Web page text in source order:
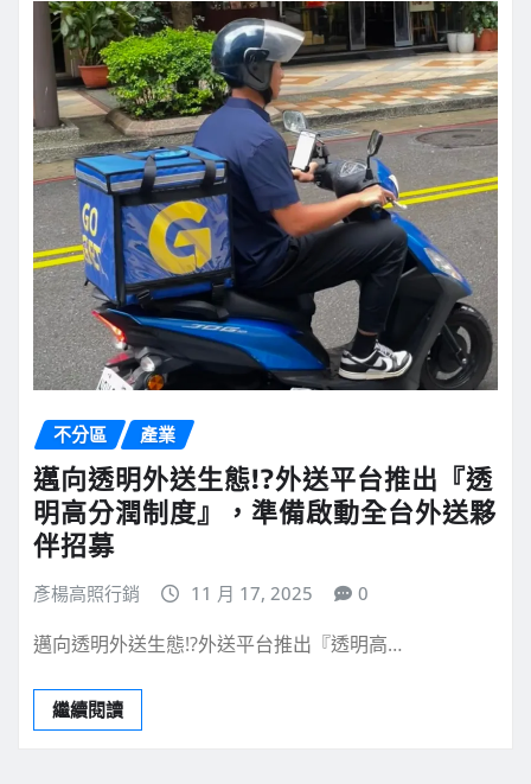
不分區 產業
邁向透明外送生態!?外送平台推出『透
明高分潤制度』，準備啟動全台外送夥
伴招募
彥楊高照行銷 11 月 17, 2025 0
邁向透明外送生態!?外送平台推出『透明高…
繼續閱讀